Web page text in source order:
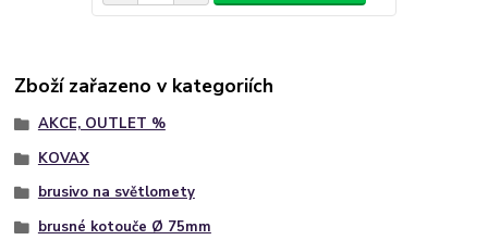
Zboží zařazeno v kategoriích
AKCE, OUTLET %
KOVAX
brusivo na světlomety
brusné kotouče Ø 75mm